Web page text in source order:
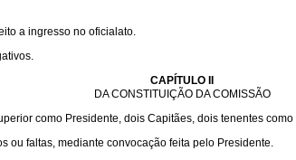
a ingresso no oficialato.
CAPÍTULO II
DA CONSTITUIÇÃO DA COMISSÃO
como Presidente, dois Capitães, dois tenentes
ou faltas, mediante convocação feita pelo Presidente.